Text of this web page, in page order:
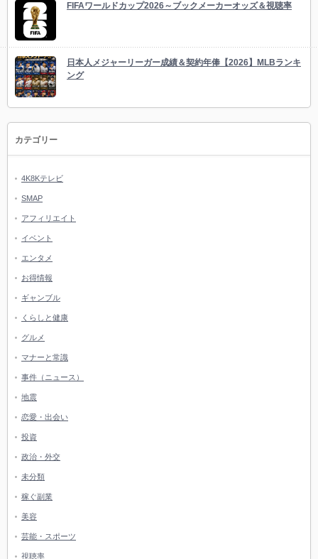
FIFAワールドカップ2026～ブックメーカーオッズ＆視聴率
日本人メジャーリーガー成績＆契約年俸【2026】MLBランキ
ング
カテゴリー
4K8Kテレビ
SMAP
アフィリエイト
イベント
エンタメ
お得情報
ギャンブル
くらしと健康
グルメ
マナーと常識
事件（ニュース）
地震
恋愛・出会い
投資
政治・外交
未分類
稼ぐ副業
美容
芸能・スポーツ
視聴率